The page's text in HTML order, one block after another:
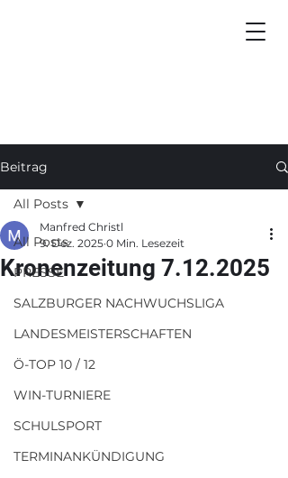
Beitrag
All Posts
PRESSE
SALZBURGER NACHWUCHSLIGA
LANDESMEISTERSCHAFTEN
Ö-TOP 10 / 12
WIN-TURNIERE
SCHULSPORT
TERMINANKÜNDIGUNG
All Posts
Kronenzeitung 7.12.2025
Manfred Christl
9. Dez. 2025 0 Min. Lesezeit